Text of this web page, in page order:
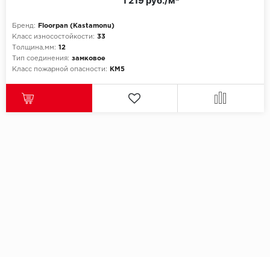
Бренд:
Floorpan (Kastamonu)
Класс износостойкости: 33
Толщина,мм: 12
Тип соединения: замковое
Класс пожарной опасности:
КМ5